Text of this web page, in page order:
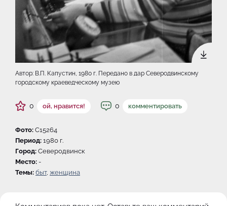
Автор: В.П. Капустин, 1980 г. Передано в дар Северодвинскому
городскому краеведческому музею
0 ой, нравится! 0 комментировать
Фото: C15264
Период: 1980 г.
Город: Северодвинск
Место: -
Темы: быт, женщина